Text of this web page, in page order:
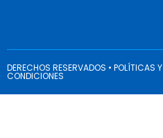
DERECHOS RESERVADOS • POLÍTICAS Y
CONDICIONES